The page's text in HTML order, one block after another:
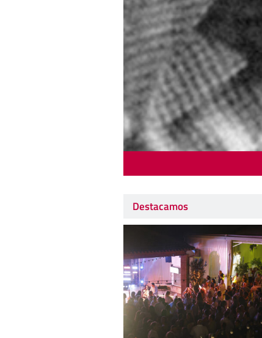
Destacamos